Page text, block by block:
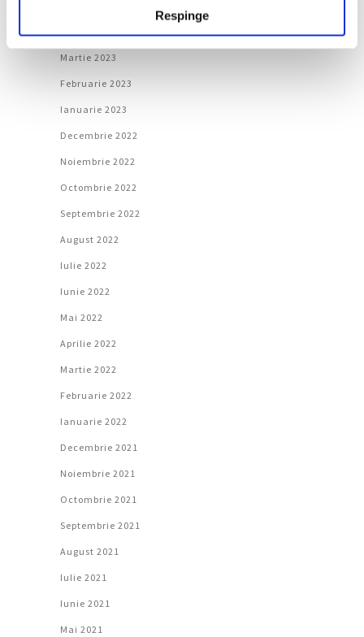
Respinge
Aprilie 2023
Martie 2023
Februarie 2023
Ianuarie 2023
Decembrie 2022
Noiembrie 2022
Octombrie 2022
Septembrie 2022
August 2022
Iulie 2022
Iunie 2022
Mai 2022
Aprilie 2022
Martie 2022
Februarie 2022
Ianuarie 2022
Decembrie 2021
Noiembrie 2021
Octombrie 2021
Septembrie 2021
August 2021
Iulie 2021
Iunie 2021
Mai 2021